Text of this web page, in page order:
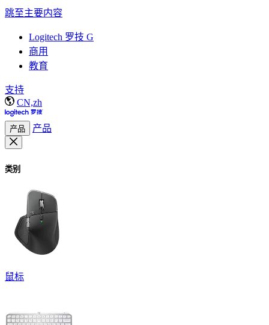
跳至主要内容
Logitech 罗技 G
商用
教育
支持
CN,zh
产品 产品
类别
鼠标